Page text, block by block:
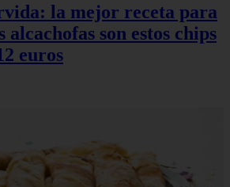
la mejor receta para
son estos chips
euros